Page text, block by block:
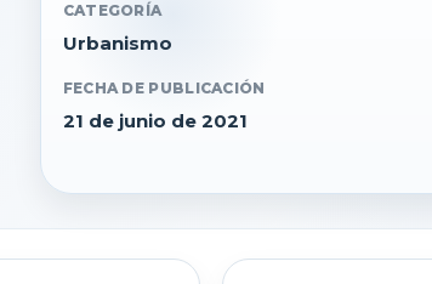
CATEGORÍA
Urbanismo
FECHA DE PUBLICACIÓN
21 de junio de 2021